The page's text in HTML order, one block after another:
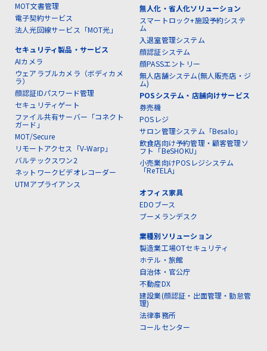
MOT文書管理
電子契約サービス
法人光回線サービス「MOT光」
セキュリティ製品・サービス
AIカメラ
ウェアラブルカメラ（ボディカメ
ラ）
顔認証IDパスワード管理
セキュリティゲート
ファイル共有サーバー「コネクト
ガード」
MOT/Secure
リモートアクセス「V-Warp」
バルテックスワン2
ネットワークビデオレコーダー
UTMアプライアンス
無人化・省人化ソリューション
スマートロック+施設予約システ
ム
入退室管理システム
顔認証システム
顔PASSエントリー
無人店舗システム(無人販売店・ジ
ム)
POSシステム・店舗向けサービス
券売機
POSレジ
サロン管理システム「Besalo」
飲食店向け予約管理・顧客管理ソ
フト「BeSHOKU」
小売業向けPOSレジシステム
「ReTELA」
オフィス家具
EDOブース
ブーメランデスク
業種別ソリューション
製造業工場OTセキュリティ
ホテル・旅館
自治体・官公庁
不動産DX
建設業(顔認証・出面管理・勤怠管
理)
法律事務所
コールセンター